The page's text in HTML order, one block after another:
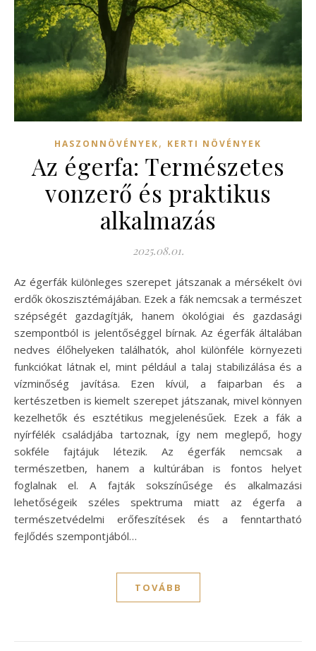
HASZONNÖVÉNYEK, KERTI NÖVÉNYEK
Az égerfa: Természetes
vonzerő és praktikus
alkalmazás
2025.08.01.
Az égerfák különleges szerepet játszanak a mérsékelt övi
erdők ökoszisztémájában. Ezek a fák nemcsak a természet
szépségét gazdagítják, hanem ökológiai és gazdasági
szempontból is jelentőséggel bírnak. Az égerfák általában
nedves élőhelyeken találhatók, ahol különféle környezeti
funkciókat látnak el, mint például a talaj stabilizálása és a
vízminőség javítása. Ezen kívül, a faiparban és a
kertészetben is kiemelt szerepet játszanak, mivel könnyen
kezelhetők és esztétikus megjelenésűek. Ezek a fák a
nyírfélék családjába tartoznak, így nem meglepő, hogy
sokféle fajtájuk létezik. Az égerfák nemcsak a
természetben, hanem a kultúrában is fontos helyet
foglalnak el. A fajták sokszínűsége és alkalmazási
lehetőségeik széles spektruma miatt az égerfa a
természetvédelmi erőfeszítések és a fenntartható
fejlődés szempontjából…
TOVÁBB